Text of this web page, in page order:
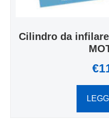
Cilindro da infilare
€